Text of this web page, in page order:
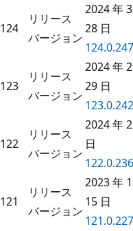
124
リリース
バージョン
2024 年
28 日
123
リリース
バージョン
2024 年
29 日
122
リリース
バージョン
2024 年
日
121
リリース
バージョン
2023 年
15 日